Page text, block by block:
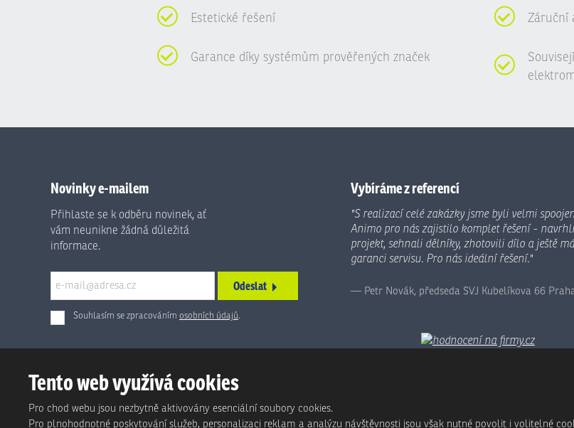
Estetické řešení
Garance díky systémům prověřených značek
Záruční
Novinky e-mailem
Přihlaste se k odběru novinek, ať
vám neunikne žádná důležitá
informace.
Odeslat
Souhlasím se zpracováním osobních údajů.
Formulář
odeslat.
Vybíráme z referencí
"S realizací celé zakázky jsme byli velmi
Animo pro nás zajistilo komplet řešení - navrhli
projekt, sehnali dělníky, zhotovili dílo a ještě
garanci servisu. Pro nás ideální řešení."
Petr Novák, předseda SVJ Kubelíkova 66
Tento web využívá cookies
Pro chod webu jsou nezbytně aktivovány esenciální soubory cookies.
Pro plnohodnotné poskytování služeb, personalizaci reklam a analýzu návštěvnosti jsou však nutné povolit i volitelné